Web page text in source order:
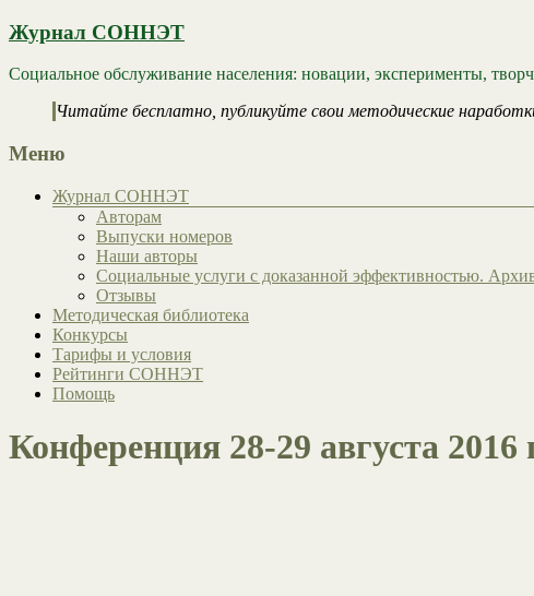
Журнал СОННЭТ
Социальное обслуживание населения: новации, эксперименты,
Читайте бесплатно, публикуйте свои методические
Меню
Журнал СОННЭТ
Авторам
Выпуски номеров
Наши авторы
Социальные услуги с доказанной эффективностью.
Отзывы
Методическая библиотека
Конкурсы
Тарифы и условия
Рейтинги СОННЭТ
Помощь
Конференция 28-29 августа 2016